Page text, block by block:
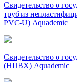
Свидетельство о
труб из
PVC-U) Aquademic
Свидетельство о
(НПВХ) Aquademic